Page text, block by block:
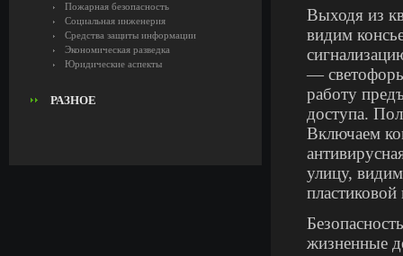
Пожарная безопасность
Социальная инженерия
Средства защиты информации
Экономическая разведка
Юридические аспекты
РАЗНОЕ
Выходя из
видим
—
работу
доступа.
Включаем
улицу,
жизненные